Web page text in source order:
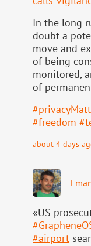
In the long
doubt a
move and
of being
monitored,
of
#
#freedom #
about 4 days
«US
#
#airport